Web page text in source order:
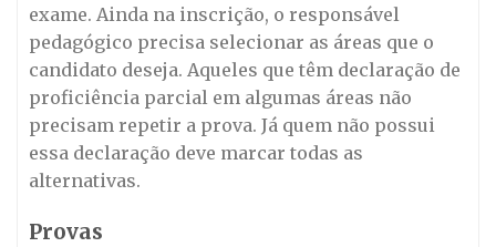
exame. Ainda na inscrição, o responsável
pedagógico precisa selecionar as áreas que o
candidato deseja. Aqueles que têm declaração de
proficiência parcial em algumas áreas não
precisam repetir a prova. Já quem não possui
essa declaração deve marcar todas as
alternativas.
Provas